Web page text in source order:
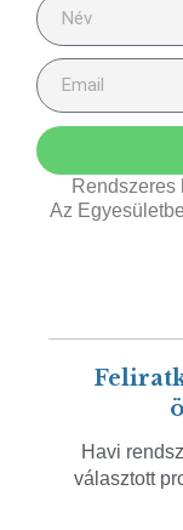
Rendszeres
Az
Havi
választott